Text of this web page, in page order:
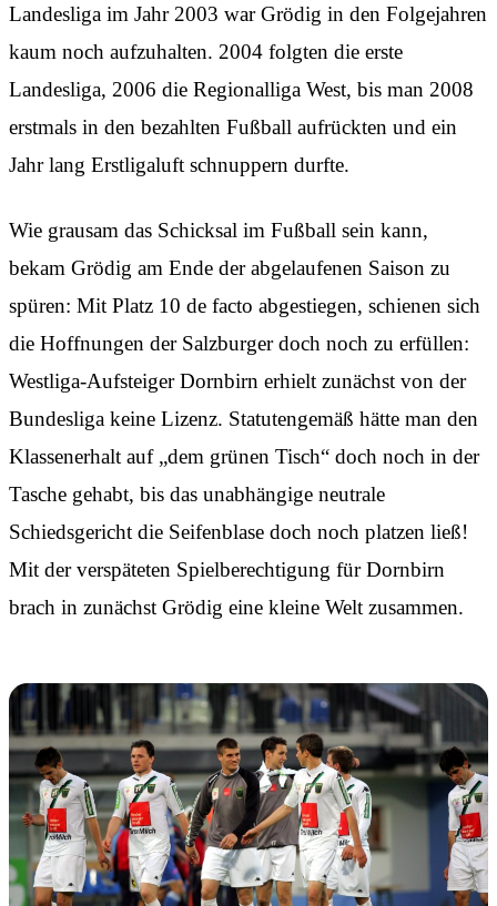
Landesliga im Jahr 2003 war Grödig in den Folgejahren
kaum noch aufzuhalten. 2004 folgten die erste
Landesliga, 2006 die Regionalliga West, bis man 2008
erstmals in den bezahlten Fußball aufrückten und ein
Jahr lang Erstligaluft schnuppern durfte.
Wie grausam das Schicksal im Fußball sein kann,
bekam Grödig am Ende der abgelaufenen Saison zu
spüren: Mit Platz 10 de facto abgestiegen, schienen sich
die Hoffnungen der Salzburger doch noch zu erfüllen:
Westliga-Aufsteiger Dornbirn erhielt zunächst von der
Bundesliga keine Lizenz. Statutengemäß hätte man den
Klassenerhalt auf „dem grünen Tisch“ doch noch in der
Tasche gehabt, bis das unabhängige neutrale
Schiedsgericht die Seifenblase doch noch platzen ließ!
Mit der verspäteten Spielberechtigung für Dornbirn
brach in zunächst Grödig eine kleine Welt zusammen.